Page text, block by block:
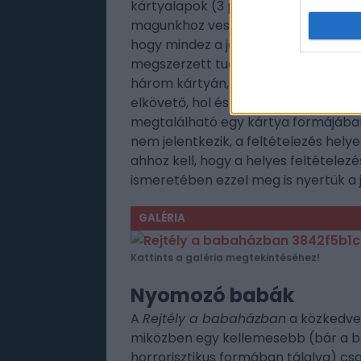
kártyalapok (3 pont) és
magunkhoz vesszük, utóbbit csak
hogy mindez a jegyzetlappal
megszerzett tudás ismeretében
három kártyán, így egy
elkövető, hol és mibe rejtette el a
megtalálható egy kártya
nem jelentkezik, a feltételezés
ahhoz kell, hogy a helyes
ismeretében ezzel meg is nyertük a
GALÉRIA
Kattints a galéria megtekintéséhez!
Nyomozó babák
A Rejtély a babaházban a
miközben egy kellemesebb (bár a